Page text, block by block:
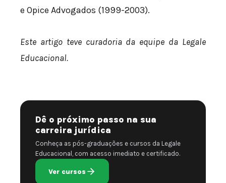
e Opice Advogados (1999-2003).
Este artigo teve curadoria da equipe da Legale
Educacional.
Dê o próximo passo na sua
carreira jurídica
Conheça as pós-graduações e cursos da Legale
Educacional, com acesso imediato e certificado.
Ver cursos